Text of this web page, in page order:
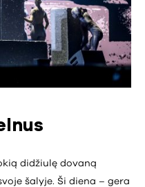
didžiulę dovaną
šalyje. Ši diena – gera